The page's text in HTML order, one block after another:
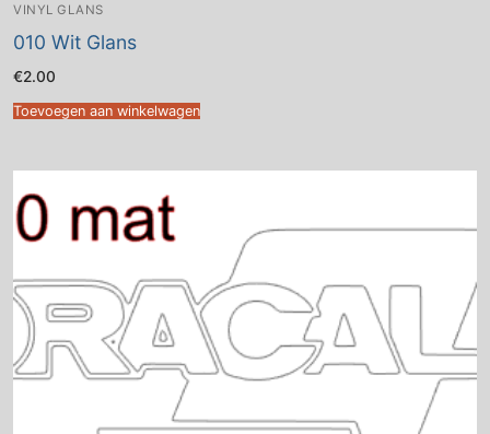
VINYL GLANS
010 Wit Glans
€2.00
Toevoegen aan winkelwagen